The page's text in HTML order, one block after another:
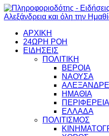
ΑΡΧΙΚΗ
24ΩΡΗ ΡΟΗ
ΕΙΔΗΣΕΙΣ
ΠΟΛΙΤΙΚΗ
ΒΕΡΟΙΑ
ΝΑΟΥΣΑ
ΗΜΑΘΙΑ
ΠΕΡΙΦΕΡΕΙΑ
ΕΛΛΑΔΑ
ΠΟΛΙΤΙΣΜΟΣ